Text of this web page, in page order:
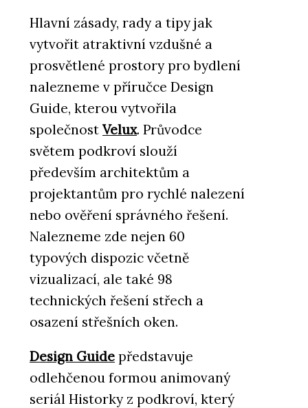
Hlavní zásady, rady a tipy jak
vytvořit atraktivní vzdušné a
prosvětlené prostory pro bydlení
nalezneme v příručce Design
Guide, kterou vytvořila
společnost Velux. Průvodce
světem podkroví slouží
především architektům a
projektantům pro rychlé nalezení
nebo ověření správného řešení.
Nalezneme zde nejen 60
typových dispozic včetně
vizualizací, ale také 98
technických řešení střech a
osazení střešních oken.
Design Guide představuje
odlehčenou formou animovaný
seriál Historky z podkroví, který